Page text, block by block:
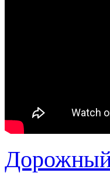
Дорожный